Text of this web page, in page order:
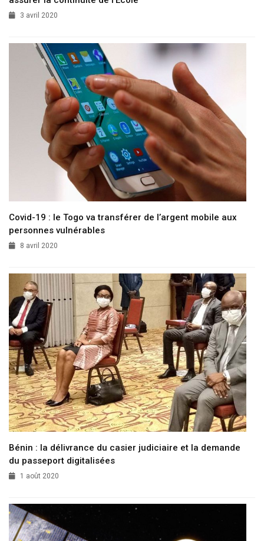
Covid-19 : le Togo va transférer de l’argent mobile aux
personnes vulnérables
8 avril 2020
Bénin : la délivrance du casier judiciaire et la demande
du passeport digitalisées
1 août 2020